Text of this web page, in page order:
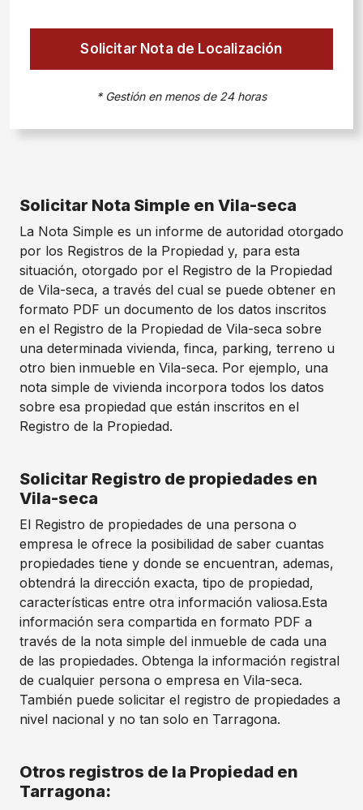
Solicitar Nota de Localización
* Gestión en menos de 24 horas
Solicitar Nota Simple en Vila-seca
La Nota Simple es un informe de autoridad otorgado
por los Registros de la Propiedad y, para esta
situación, otorgado por el Registro de la Propiedad
de Vila-seca, a través del cual se puede obtener en
formato PDF un documento de los datos inscritos
en el Registro de la Propiedad de Vila-seca sobre
una determinada vivienda, finca, parking, terreno u
otro bien inmueble en Vila-seca. Por ejemplo, una
nota simple de vivienda incorpora todos los datos
sobre esa propiedad que están inscritos en el
Registro de la Propiedad.
Solicitar Registro de propiedades en
Vila-seca
El Registro de propiedades de una persona o
empresa le ofrece la posibilidad de saber cuantas
propiedades tiene y donde se encuentran, ademas,
obtendrá la dirección exacta, tipo de propiedad,
características entre otra información valiosa.Esta
información sera compartida en formato PDF a
través de la nota simple del inmueble de cada una
de las propiedades. Obtenga la información registral
de cualquier persona o empresa en Vila-seca.
También puede solicitar el registro de propiedades a
nivel nacional y no tan solo en Tarragona.
Otros registros de la Propiedad en
Tarragona: